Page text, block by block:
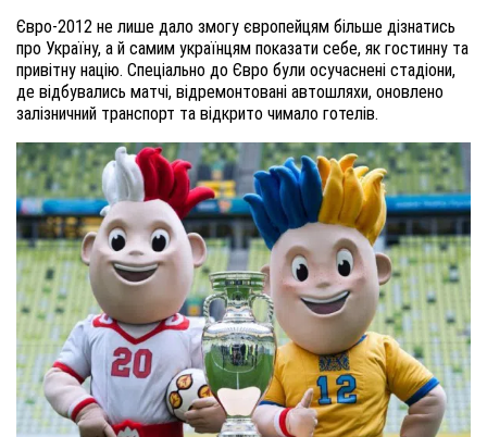
Євро-2012 не лише дало змогу європейцям більше дізнатись
про Україну, а й самим українцям показати себе, як гостинну та
привітну націю. Спеціально до Євро були осучаснені стадіони,
де відбувались матчі, відремонтовані автошляхи, оновлено
залізничний транспорт та відкрито чимало готелів.